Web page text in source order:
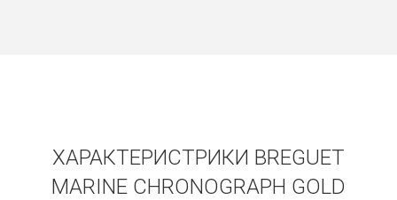
ХАРАКТЕРИСТРИКИ BREGUET
MARINE CHRONOGRAPH GOLD